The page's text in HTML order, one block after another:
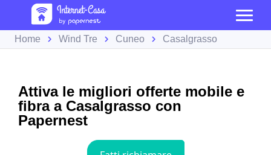
Home Wind Tre Cuneo Casalgrasso